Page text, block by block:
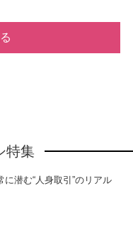
特集
潜む“人身取引”のリアル